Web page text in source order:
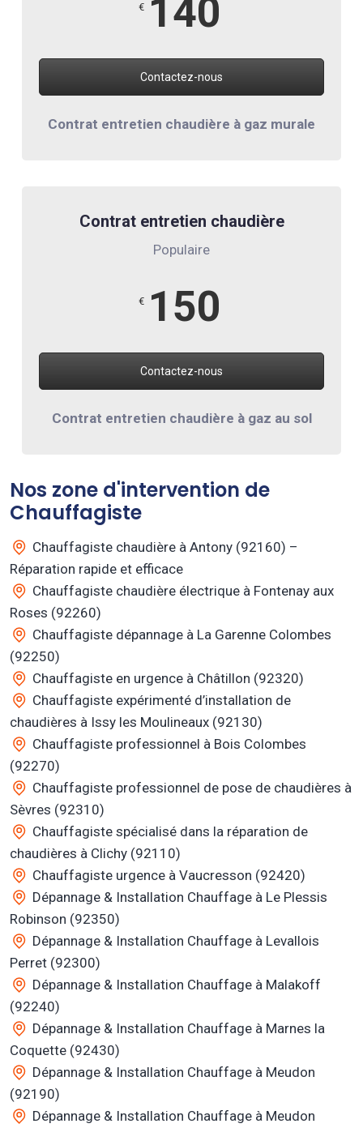
€ 140
Contactez-nous
Contrat entretien chaudière à gaz murale
Contrat entretien chaudière
Populaire
€ 150
Contactez-nous
Contrat entretien chaudière à gaz au sol
Nos zone d'intervention de
Chauffagiste
Chauffagiste chaudière à Antony (92160) –
Réparation rapide et efficace
Chauffagiste chaudière électrique à Fontenay aux
Roses (92260)
Chauffagiste dépannage à La Garenne Colombes
(92250)
Chauffagiste en urgence à Châtillon (92320)
Chauffagiste expérimenté d’installation de
chaudières à Issy les Moulineaux (92130)
Chauffagiste professionnel à Bois Colombes
(92270)
Chauffagiste professionnel de pose de chaudières à
Sèvres (92310)
Chauffagiste spécialisé dans la réparation de
chaudières à Clichy (92110)
Chauffagiste urgence à Vaucresson (92420)
Dépannage & Installation Chauffage à Le Plessis
Robinson (92350)
Dépannage & Installation Chauffage à Levallois
Perret (92300)
Dépannage & Installation Chauffage à Malakoff
(92240)
Dépannage & Installation Chauffage à Marnes la
Coquette (92430)
Dépannage & Installation Chauffage à Meudon
(92190)
Dépannage & Installation Chauffage à Meudon